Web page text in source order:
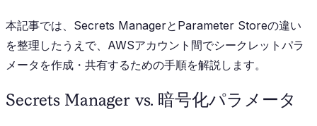
本記事では、Secrets ManagerとParameter Storeの違い
を整理したうえで、AWSアカウント間でシークレットパラ
メータを作成・共有するための手順を解説します。
Secrets Manager vs. 暗号化パラメータ